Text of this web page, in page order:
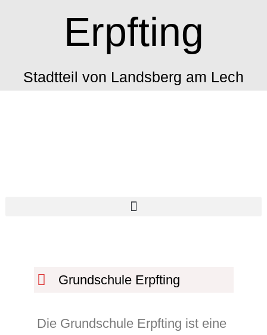
Erpfting
Stadtteil von Landsberg am Lech
Grundschule Erpfting
Die Grundschule Erpfting ist eine